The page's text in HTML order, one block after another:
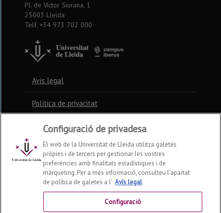
Pl. de Víctor Siurana, 1
25003 Lleida
Telf. +34 973 702 000
Avís legal
Política de privacitat
Política de cookies
Contacte
Preguntes freqüents
Accessibilitat
Configuració de privadesa
El web de la Universitat de Lleida utilitza galetes
pròpies i de tercers per gestionar les vostres
preferències amb finalitats estadístiques i de
màrqueting. Per a més informació, consulteu l’apartat
de política de galetes a l' Avís legal
Configuració